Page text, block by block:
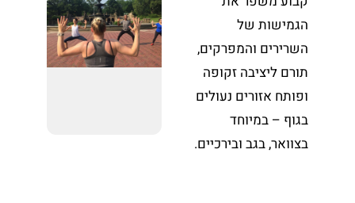
הגמישות של
השרירים והמפרקים,
תורם ליציבה זקופה
ופותח אזורים נעולים
בגוף – במיוחד
בצוואר, בגב ובירכיים.